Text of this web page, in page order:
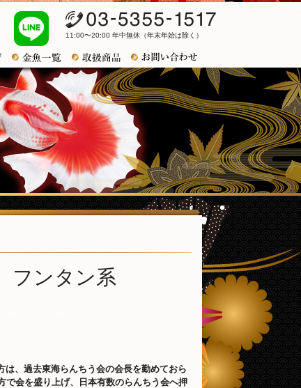
11:00〜20:00 年中無休（年末年始は除く）
トップページ 金魚一覧 おすすめ商品
フンタン系
、過去東海らんちう会の会長を勤めておら
で会を盛り上げ、日本有数のらんちう会へ押